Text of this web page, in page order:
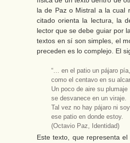
la de Paz o Mistral a la cual
citado orienta la lectura, la
lector que se debe guiar por
textos en sí son simples, el
preceden es lo complejo. El
“… en el patio un pájaro pía,
como el centavo en su
Un poco de aire su plumaje
se desvanece en un viraje.
Tal vez no hay pájaro ni soy
ese patio en donde estoy.
(Octavio Paz, Identidad)
Este texto, que representa